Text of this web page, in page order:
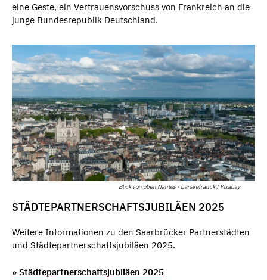
eine Geste, ein Vertrauensvorschuss von Frankreich an die
junge Bundesrepublik Deutschland.
Blick von oben Nantes - barskefranck / Pixabay
STÄDTEPARTNERSCHAFTSJUBILÄEN 2025
Weitere Informationen zu den Saarbrücker Partnerstädten
und Städtepartnerschaftsjubiläen 2025.
» Städtepartnerschaftsjubiläen 2025